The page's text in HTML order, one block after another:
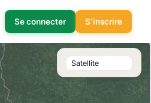
Se connecter S'inscrire